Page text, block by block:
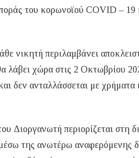
του κορωνοϊού COVID – 19
νικητή περιλαμβάνει
λάβει χώρα στις 2 Οκτωβρίου
δεν ανταλλάσσεται με
Διοργανωτή περιορίζεται στη
της ανωτέρω αναφερόμενης